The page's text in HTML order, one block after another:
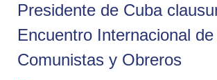
Presidente de Cuba
Encuentro Internacional
Comunistas y Obreros